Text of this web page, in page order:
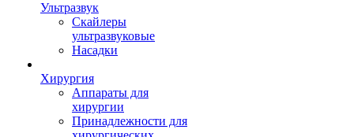
Ультразвук
Скайлеры
ультразвуковые
Насадки
Хирургия
Аппараты для
хирургии
Принадлежности для